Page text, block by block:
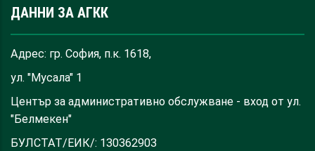
ДАННИ ЗА АГКК
Адрес: гр. София, п.к. 1618,
ул. "Мусала" 1
Център за административно обслужване - вход от ул.
"Белмекен"
БУЛСТАТ/ЕИК/: 130362903